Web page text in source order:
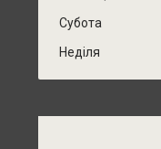
Субота
Неділя